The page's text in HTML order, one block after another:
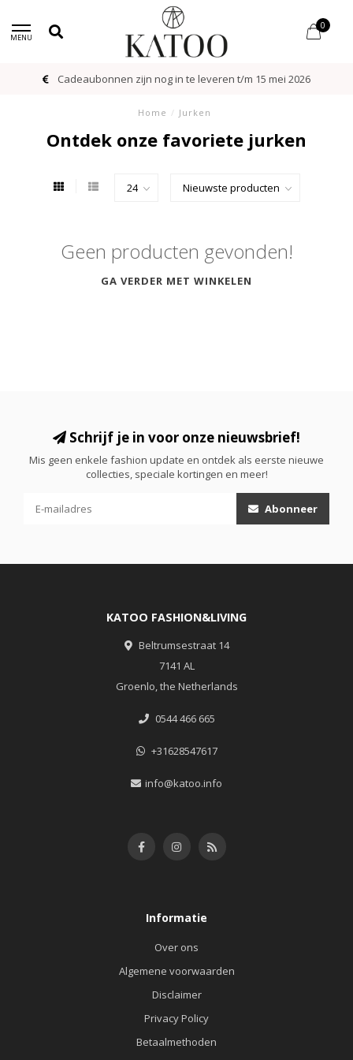
MENU
0
Cadeaubonnen zijn nog in te leveren t/m 15 mei 2026
Home / Jurken
Ontdek onze favoriete jurken
Geen producten gevonden!
GA VERDER MET WINKELEN
Schrijf je in voor onze nieuwsbrief!
Mis geen enkele fashion update en ontdek als eerste nieuwe
collecties, speciale kortingen en meer!
Abonneer
KATOO FASHION&LIVING
Beltrumsestraat 14
7141 AL
Groenlo, the Netherlands
0544 466 665
+31628547617
info@katoo.info
Informatie
Over ons
Algemene voorwaarden
Disclaimer
Privacy Policy
Betaalmethoden